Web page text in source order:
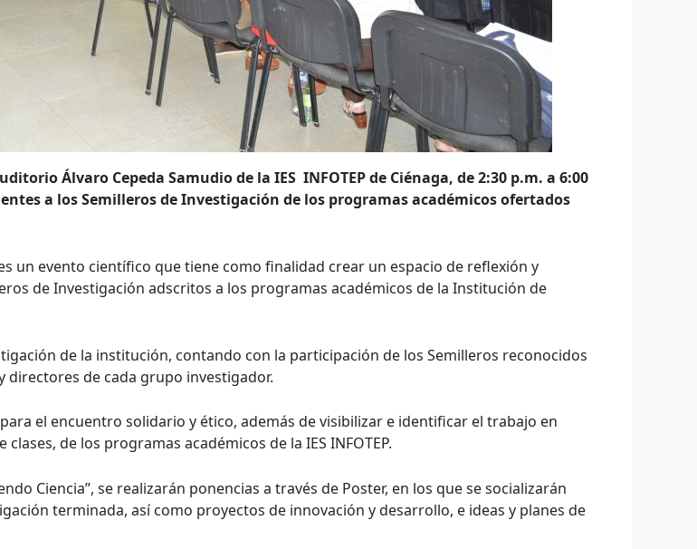
Álvaro Cepeda Samudio de la IES INFOTEP de Ciénaga, de 2:30 p.m. a 6:00
a los Semilleros de Investigación de los programas académicos ofertados
un evento científico que tiene como finalidad crear un espacio de reflexión y
de Investigación adscritos a los programas académicos de la Institución de
de la institución, contando con la participación de los Semilleros reconocidos
de cada grupo investigador.
el encuentro solidario y ético, además de visibilizar e identificar el trabajo en
de los programas académicos de la IES INFOTEP.
Ciencia”, se realizarán ponencias a través de Poster, en los que se socializarán
terminada, así como proyectos de innovación y desarrollo, e ideas y planes de